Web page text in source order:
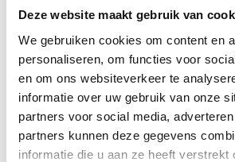
Deze website maakt gebruik van
We gebruiken cookies om content en
personaliseren, om functies voor
en om ons websiteverkeer te
informatie over uw gebruik van onze
partners voor social media,
partners kunnen deze gegevens
informatie die u aan ze heeft verstrekt
Een crisis is heftig, maar ook
verandering te komen. Wij
met de rust en veiligheid in je
komen met een advies. En als
verwijzen we door naar